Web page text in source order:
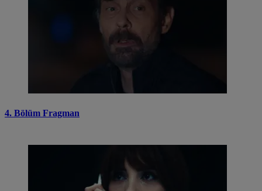
4. Bölüm Fragman